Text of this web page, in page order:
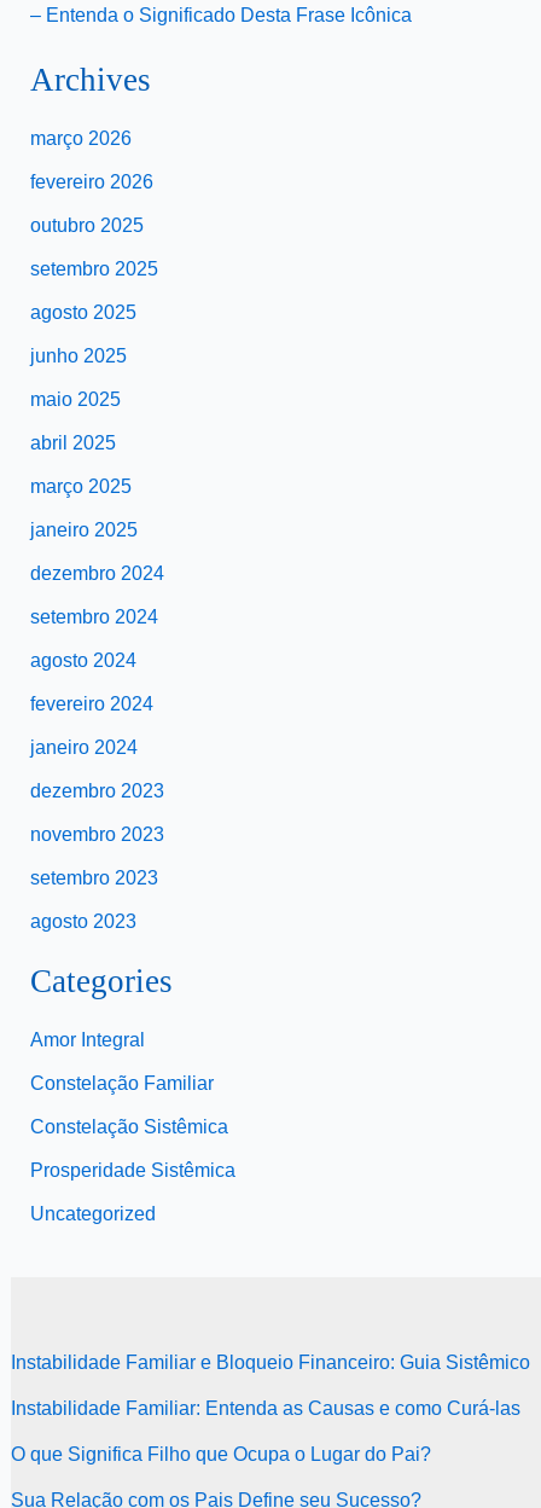
– Entenda o Significado Desta Frase Icônica
Archives
março 2026
fevereiro 2026
outubro 2025
setembro 2025
agosto 2025
junho 2025
maio 2025
abril 2025
março 2025
janeiro 2025
dezembro 2024
setembro 2024
agosto 2024
fevereiro 2024
janeiro 2024
dezembro 2023
novembro 2023
setembro 2023
agosto 2023
Categories
Amor Integral
Constelação Familiar
Constelação Sistêmica
Prosperidade Sistêmica
Uncategorized
Instabilidade Familiar e Bloqueio Financeiro: Guia Sistêmico
Instabilidade Familiar: Entenda as Causas e como Curá-las
O que Significa Filho que Ocupa o Lugar do Pai?
Sua Relação com os Pais Define seu Sucesso?